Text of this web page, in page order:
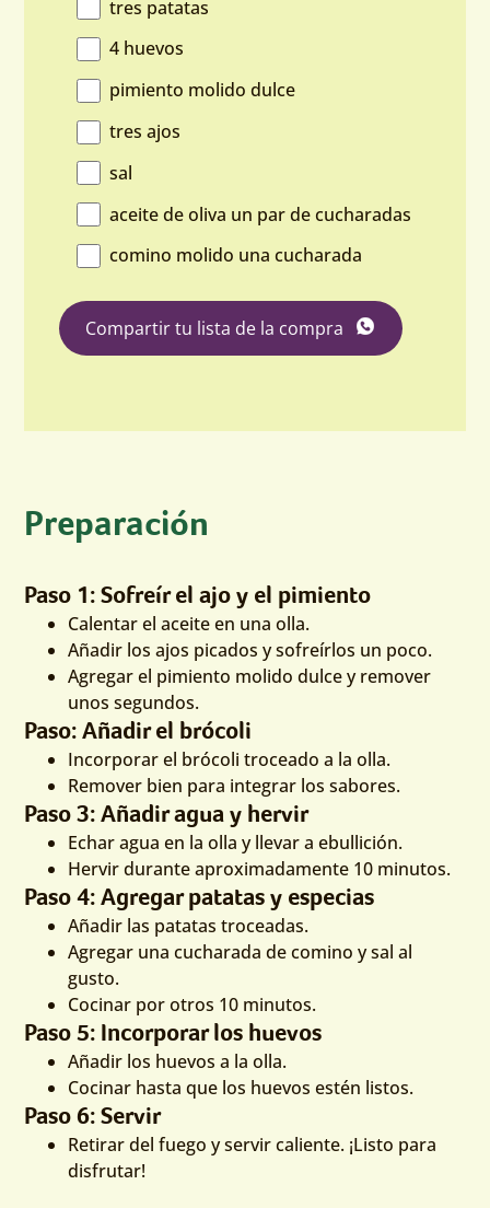
tres patatas
4 huevos
pimiento molido dulce
tres ajos
sal
aceite de oliva un par de cucharadas
comino molido una cucharada
Compartir tu lista de la compra
Preparación
Paso 1: Sofreír el ajo y el pimiento
Calentar el aceite en una olla.
Añadir los ajos picados y sofreírlos un poco.
Agregar el pimiento molido dulce y remover
unos segundos.
Paso: Añadir el brócoli
Incorporar el brócoli troceado a la olla.
Remover bien para integrar los sabores.
Paso 3: Añadir agua y hervir
Echar agua en la olla y llevar a ebullición.
Hervir durante aproximadamente 10 minutos.
Paso 4: Agregar patatas y especias
Añadir las patatas troceadas.
Agregar una cucharada de comino y sal al
gusto.
Cocinar por otros 10 minutos.
Paso 5: Incorporar los huevos
Añadir los huevos a la olla.
Cocinar hasta que los huevos estén listos.
Paso 6: Servir
Retirar del fuego y servir caliente. ¡Listo para
disfrutar!